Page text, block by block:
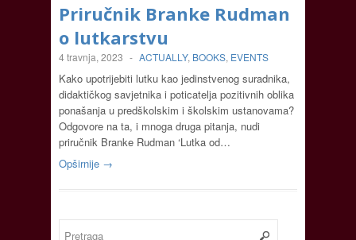
Priručnik Branke Rudman
o lutkarstvu
4 travnja, 2023 - ACTUALLY, BOOKS, EVENTS
Kako upotrijebiti lutku kao jedinstvenog suradnika,
didaktičkog savjetnika i poticatelja pozitivnih oblika
ponašanja u predškolskim i školskim ustanovama?
Odgovore na ta, i mnoga druga pitanja, nudi
priručnik Branke Rudman ‘Lutka od…
Opširnije →